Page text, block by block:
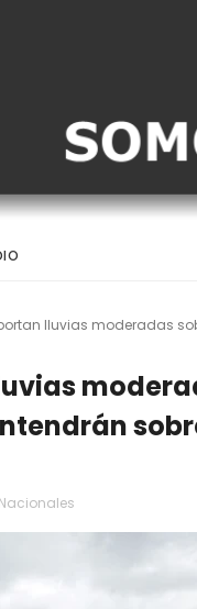
lluvias moderadas
Nacionales